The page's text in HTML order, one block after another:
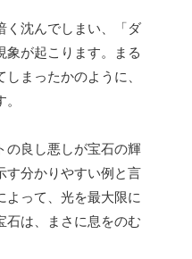
く沈んでしまい、「ダ
象が起こります。まる
まったかのように、
の良し悪しが宝石の輝
す分かりやすい例と言
よって、光を最大限に
石は、まさに息をのむ